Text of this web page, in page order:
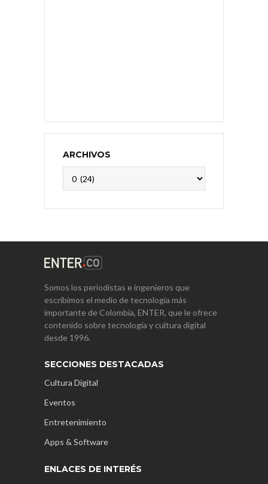
ARCHIVOS
Somos los periodistas e ingenieros que
escribimos el medio de tecnología más
importante de Colombia, ENTER, que le ofrece
contenido sobre tecnología y cultura digital
desde 1996.
SECCIONES DESTACADAS
Cultura Digital
Eventos
Entretenimiento
Apps & Software
ENLACES DE INTERÉS